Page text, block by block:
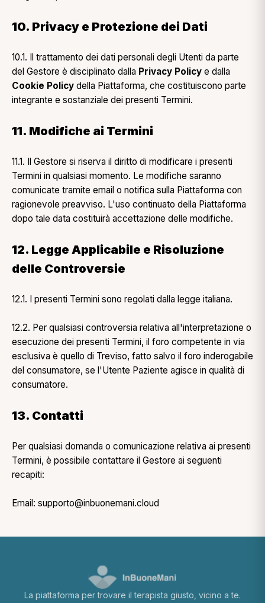
10. Privacy e Protezione dei Dati
10.1. Il trattamento dei dati personali degli Utenti da parte
del Gestore è disciplinato dalla Privacy Policy e dalla
Cookie Policy della Piattaforma, che costituiscono parte
integrante e sostanziale dei presenti Termini.
11. Modifiche ai Termini
11.1. Il Gestore si riserva il diritto di modificare i presenti
Termini in qualsiasi momento. Le modifiche saranno
comunicate tramite email o notifica sulla Piattaforma con
ragionevole preavviso. L'uso continuato della Piattaforma
dopo tale data costituirà accettazione delle modifiche.
12. Legge Applicabile e Risoluzione
delle Controversie
12.1. I presenti Termini sono regolati dalla legge italiana.
12.2. Per qualsiasi controversia relativa all'interpretazione o
esecuzione dei presenti Termini, il foro competente in via
esclusiva è quello di Treviso, fatto salvo il foro inderogabile
del consumatore, se l'Utente Paziente agisce in qualità di
consumatore.
13. Contatti
Per qualsiasi domanda o comunicazione relativa ai presenti
Termini, è possibile contattare il Gestore ai seguenti
recapiti:
Email: supporto@inbuonemani.cloud
La piattaforma per trovare il terapista giusto, vicino a te.